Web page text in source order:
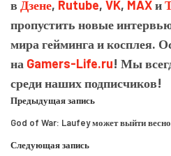
в Дзене, Rutube, VK, MAXи
пропустить новые
мира гейминга и косплея.
на Gamers-Life.ru! Мы
среди наших подписчиков!
Предыдущая запись
God of War: Laufey может выйти
Следующая запись